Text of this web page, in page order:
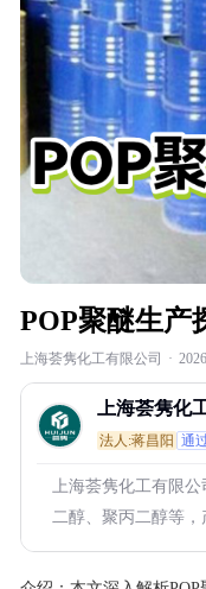
POP聚醚生产
上海荟隽化工有限公司 ·
上海荟隽化
法人:蒋昌阳 通
上海荟隽化工有限公
二醇、聚丙二醇等，